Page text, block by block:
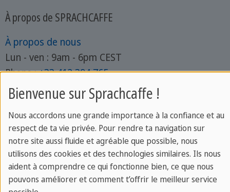
À propos de SPRACHCAFFE
À propos de nous
Lun - ven : 9am - 6pm CEST
Phone :+33 412 394 765
Contacte ton expert
Écoles pour les juniors
St. Julian's
Paul's Bay
Brighton
Barcelone
Bienvenue sur Sprachcaffe !
Nous accordons une grande importance à la confiance et au
respect de ta vie privée. Pour rendre ta navigation sur
notre site aussi fluide et agréable que possible, nous
utilisons des cookies et des technologies similaires. Ils nous
aident à comprendre ce qui fonctionne bien, ce que nous
pouvons améliorer et comment t’offrir le meilleur service